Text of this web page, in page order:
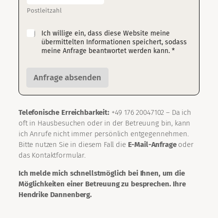
Postleitzahl
u
n
g
*
Ich willige ein, dass diese Website meine
übermittelten Informationen speichert, sodass
meine Anfrage beantwortet werden kann. *
Anfrage absenden
Telefonische Erreichbarkeit: +49 176 20047102 – Da ich
oft in Hausbesuchen oder in der Betreuung bin, kann
ich Anrufe nicht immer persönlich entgegennehmen.
Bitte nutzen Sie in diesem Fall die E-Mail-Anfrageoder
das Kontaktformular.
Ich melde mich schnellstmöglich bei Ihnen, um die
Möglichkeiten einer Betreuung zu besprechen. Ihre
Hendrike Dannenberg.